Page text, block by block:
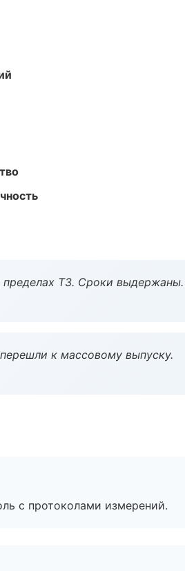
пределах ТЗ. Сроки выдержаны.
к массовому выпуску.
с протоколами измерений.